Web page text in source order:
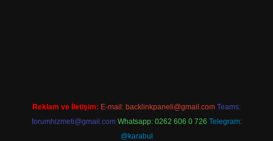
Reklam ve İletişim: E-mail: backlinkpaneli@gmail.com Teams:
forumhizmeti@gmail.com Whatsapp: 0262 606 0 726 Telegram:
@karabul